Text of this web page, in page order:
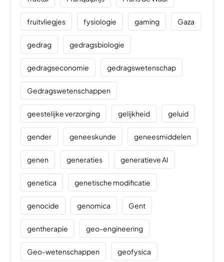
fruitvliegjes fysiologie gaming Gaza
gedrag gedragsbiologie
gedragseconomie gedragswetenschap
Gedragswetenschappen
geestelijke verzorging gelijkheid geluid
gender geneeskunde geneesmiddelen
genen generaties generatieve AI
genetica genetische modificatie
genocide genomica Gent
gentherapie geo-engineering
Geo-wetenschappen geofysica